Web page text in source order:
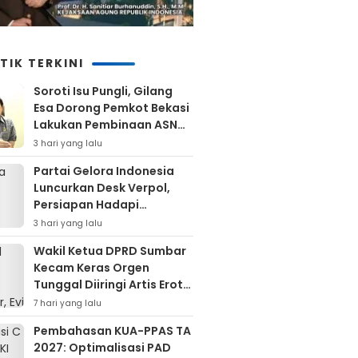
TERKINI
Soroti Isu Pungli, Gilang
Esa Dorong Pemkot Bekasi
Lakukan Pembinaan ASN
Hingga Bentuk Satgas
3 hari yang lalu
Partai Gelora Indonesia
Luncurkan Desk Verpol,
Persiapan Hadapi
Verifikasi KPU Untuk Pemilu
2029
3 hari yang lalu
Wakil Ketua DPRD Sumbar
Kecam Keras Orgen
Tunggal Diiringi Artis Erotis
Di Kuranji
7 hari yang lalu
Pembahasan KUA-PPAS TA
2027: Optimalisasi PAD